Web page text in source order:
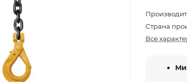
Страна
Все